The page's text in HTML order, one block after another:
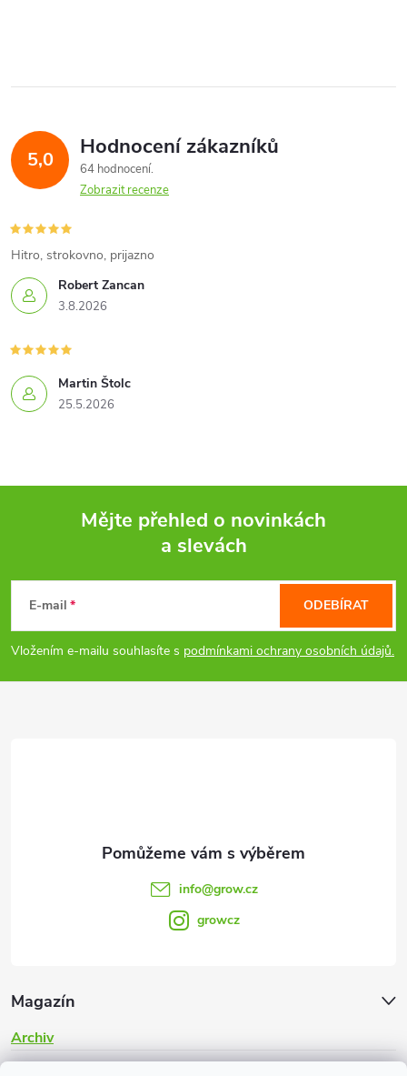
5,0 Hodnocení zákazníků
64 hodnocení
Zobrazit recenze
Robert Zancan
3.8.2026
Hitro, strokovno, prijazno
Martin Štolc
25.5.2026
p
a
Mějte přehled o novinkách
a slevách
E-mail
Vložením e-mailu souhlasíte s podmínkami ochrany osobních údajů.
ODEBÍRAT
Magazín
Archiv
info@grow.cz
growcz